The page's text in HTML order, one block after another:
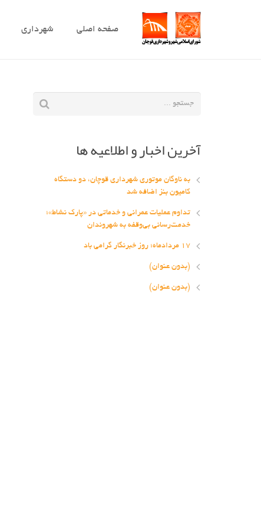
صفحه اصلی شهرداری
آخرین اخبار و اطلاعیه ها
به ناوگان موتوری شهرداری قوچان، دو دستگاه
کامیون بنز اضافه شد
تداوم عملیات عمرانی و خدماتی در «پارک نشاط»؛
خدمت‌رسانی بی‌وقفه به شهروندان
۱۷ مردادماه؛ روز خبرنگار گرامی باد
(بدون عنوان)
(بدون عنوان)